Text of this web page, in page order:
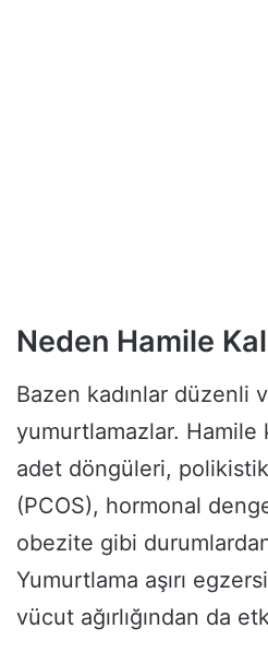
Neden Hamile
Bazen kadınlar düzenli
yumurtlamazlar. Hamile
adet döngüleri,
(PCOS), hormonal
obezite gibi
Yumurtlama aşırı
vücut ağırlığından da